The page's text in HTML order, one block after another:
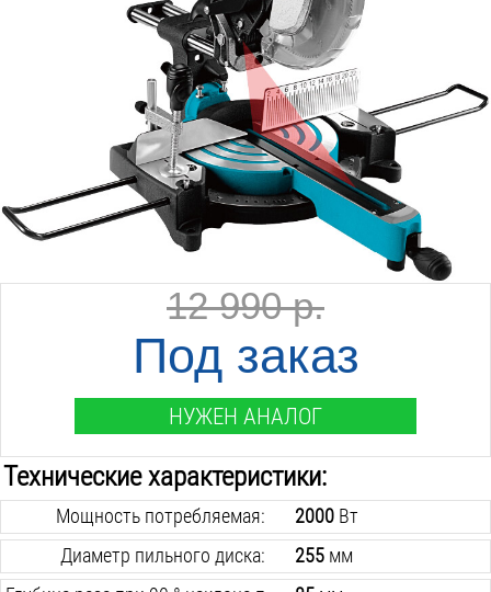
12 990 р.
Под заказ
НУЖЕН АНАЛОГ
Технические характеристики:
Мощность потребляемая: 2000Вт
Диаметр пильного диска:
255мм